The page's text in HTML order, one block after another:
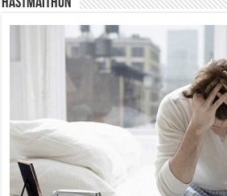
Hastmaithun